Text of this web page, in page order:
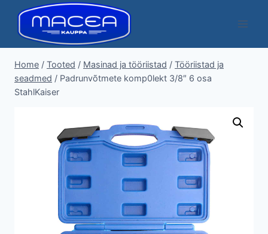
content
Home / Tooted / Masinad ja tööriistad / Tööriistad ja
seadmed / Padrunvõtmete komp0lekt 3/8″ 6 osa
StahlKaiser